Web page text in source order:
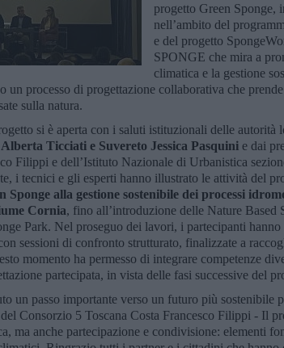
progetto Green Sponge,
nell’ambito del
e del progetto
SPONGE che mira a
climatica e la gestione
un processo di progettazione collaborativa che
sulla natura.
si è aperta con i saluti istituzionali delle autorità
Ticciati e Suvereto Jessica Pasquini e dai
Filippi e dell’Istituto Nazionale di Urbanistica
i tecnici e gli esperti hanno illustrato le attività del
Sponge alla gestione sostenibile dei processi
Cornia, fino all’introduzione delle Nature Based
Park. Nel proseguo dei lavori, i partecipanti hanno
sessioni di confronto strutturato, finalizzate a
momento ha permesso di integrare competenze
partecipata, in vista delle fasi successive del
un passo importante verso un futuro più sostenibile
Consorzio 5 Toscana Costa Francesco Filippi - Il
ma anche partecipazione e condivisione: elementi